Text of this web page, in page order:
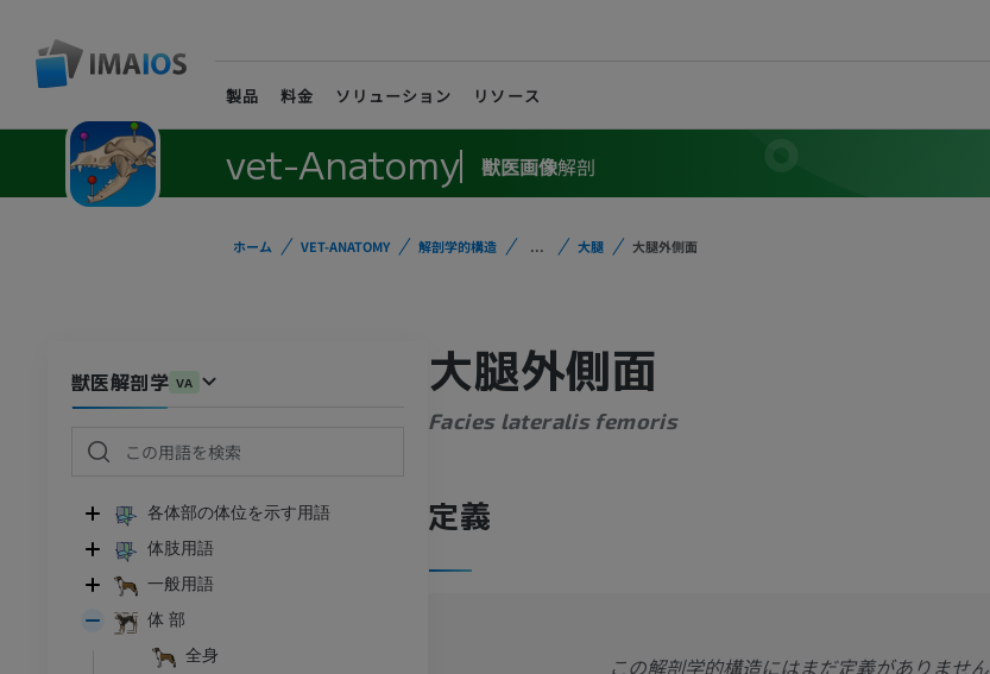
製品 料金 ソリューション リソース
vet-Anatomy 獣医画像解剖
ホーム VET-ANATOMY 解剖学的構造 ... 大腿 大腿外側面
獣医解剖学 VA
各体部の体位を示す用語
体肢用語
一般用語
体 部
全身
大腿外側面
Facies lateralis femoris
定義
この解剖学的構造にはまだ定義がありません